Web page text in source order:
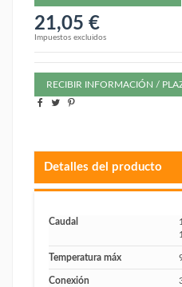
21,05 €
Impuestos excluidos
RECIBIR INFORMACIÓN /
Detalles del producto
Caudal
Temperatura máx
Conexión